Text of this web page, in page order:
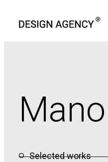
Selected works